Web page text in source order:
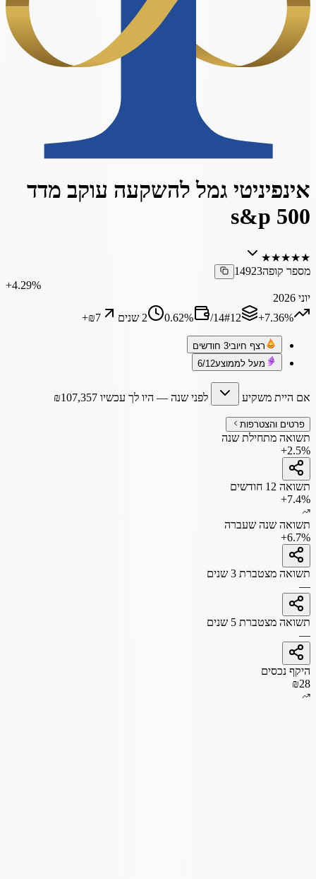
אינפיניטי גמל להשקעה עוקב מדד
s&p 500
★
★
★
★
★
מספר קופה14923
‎+4.29%
יוני 2026
‎+7.36%
#12
/14
0.62% 2 שנים +₪7
רצף חיובי3 חודשים
מעל לממוצע6/12
אם היית משקיע לפני שנה — היו לך עכשיו ₪107,357
פרטים והצטרפות
תשואה מתחילת שנה
+2.5%
תשואה 12 חודשים
+7.4%
תשואה שנה שעברה
+6.7%
תשואה מצטברת 3 שנים
—
תשואה מצטברת 5 שנים
—
היקף נכסים
₪28